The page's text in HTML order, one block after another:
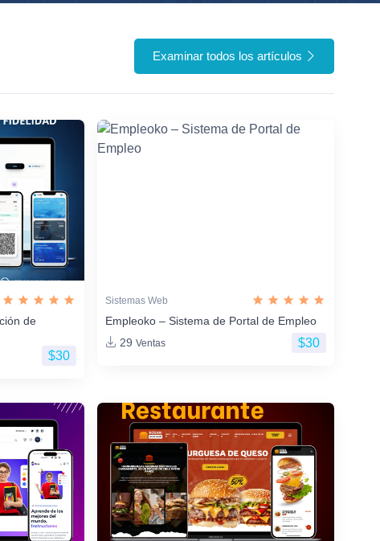
Examinar todos los artículos
de
$30
Sistemas Web
Empleoko – Sistema de Portal de Empleo
29 Ventas $30